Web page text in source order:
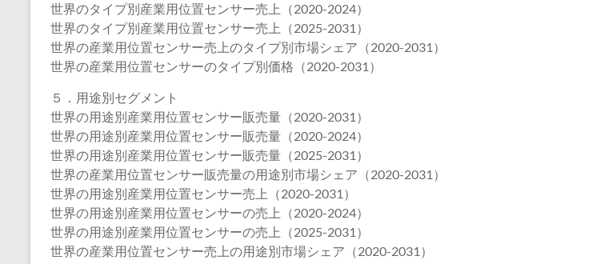
世界のタイプ別産業用位置センサー売上（2020-2024）
世界のタイプ別産業用位置センサー売上（2025-2031）
世界の産業用位置センサー売上のタイプ別市場シェア（2020-2031）
世界の産業用位置センサーのタイプ別価格（2020-2031）
５．用途別セグメント
世界の用途別産業用位置センサー販売量（2020-2031）
世界の用途別産業用位置センサー販売量（2020-2024）
世界の用途別産業用位置センサー販売量（2025-2031）
世界の産業用位置センサー販売量の用途別市場シェア（2020-2031）
世界の用途別産業用位置センサー売上（2020-2031）
世界の用途別産業用位置センサーの売上（2020-2024）
世界の用途別産業用位置センサーの売上（2025-2031）
世界の産業用位置センサー売上の用途別市場シェア（2020-2031）